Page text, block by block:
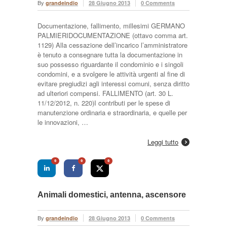
By grandeindio 28 Giugno 2013 0 Comments
Documentazione, fallimento, millesimi GERMANO
PALMIERIDOCUMENTAZIONE (ottavo comma art.
1129) Alla cessazione dell’incarico l’amministratore
è tenuto a consegnare tutta la documentazione in
suo possesso riguardante il condominio e i singoli
condomini, e a svolgere le attività urgenti al fine di
evitare pregiudizi agli interessi comuni, senza diritto
ad ulteriori compensi. FALLIMENTO (art. 30 L.
11/12/2012, n. 220)I contributi per le spese di
manutenzione ordinaria e straordinaria, e quelle per
le innovazioni, …
Leggi tutto
0 0 0
Animali domestici, antenna, ascensore
By grandeindio 28 Giugno 2013 0 Comments